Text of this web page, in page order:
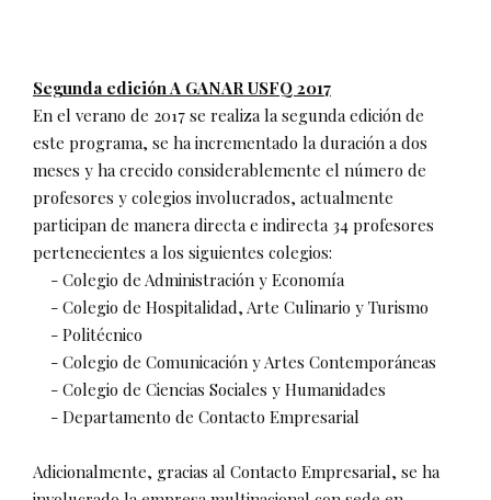
Segunda edición A GANAR USFQ 2017
En el verano de 2017 se realiza la segunda edición de
este programa, se ha incrementado la duración a dos
meses y ha crecido considerablemente el número de
profesores y colegios involucrados, actualmente
participan de manera directa e indirecta 34 profesores
pertenecientes a los siguientes colegios:
- Colegio de Administración y Economía
- Colegio de Hospitalidad, Arte Culinario y Turismo
- Politécnico
- Colegio de Comunicación y Artes Contemporáneas
- Colegio de Ciencias Sociales y Humanidades
- Departamento de Contacto Empresarial
Adicionalmente, gracias al Contacto Empresarial, se ha